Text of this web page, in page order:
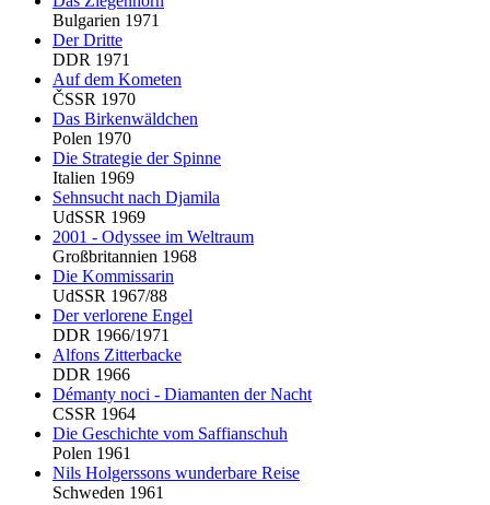
Bulgarien 1971
Der Dritte
DDR 1971
Auf dem Kometen
ČSSR 1970
Das Birkenwäldchen
Polen 1970
Die Strategie der Spinne
Italien 1969
Sehnsucht nach Djamila
UdSSR 1969
2001 - Odyssee im Weltraum
Großbritannien 1968
Die Kommissarin
UdSSR 1967/88
Der verlorene Engel
DDR 1966/1971
Alfons Zitterbacke
DDR 1966
Démanty noci - Diamanten der Nacht
CSSR 1964
Die Geschichte vom Saffianschuh
Polen 1961
Nils Holgerssons wunderbare Reise
Schweden 1961